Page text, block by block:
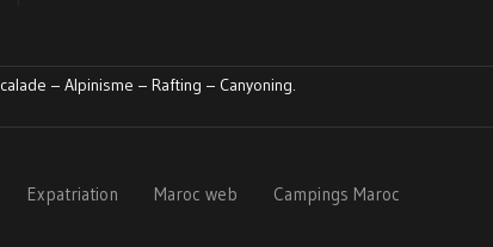
– Alpinisme – Rafting – Canyoning.
Expatriation Maroc web
Campings Maroc